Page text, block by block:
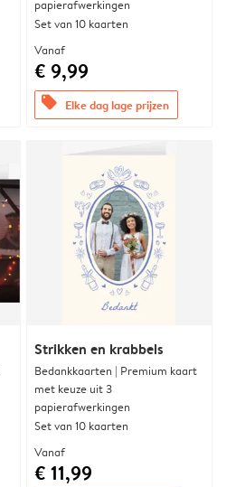
papierafwerkingen
Set van 10 kaarten
Vanaf
€ 9,99
offers Elke dag lage prijzen
Strikken en krabbels
Bedankkaarten | Premium kaart
met keuze uit 3
papierafwerkingen
Set van 10 kaarten
Vanaf
€ 11,99